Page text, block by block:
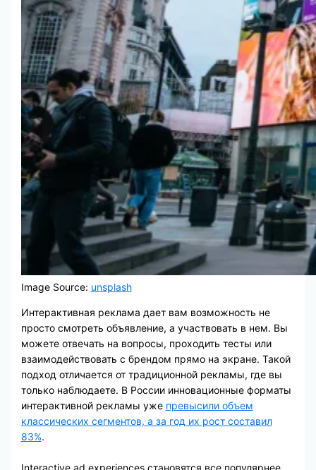
Image Source: unsplash
Интерактивная реклама дает вам возможность не
просто смотреть объявление, а участвовать в нем. Вы
можете отвечать на вопросы, проходить тесты или
взаимодействовать с брендом прямо на экране. Такой
подход отличается от традиционной рекламы, где вы
только наблюдаете. В России инновационные форматы
интерактивной рекламы уже превысили объем
классических сегментов, а за год их рост составил
83%.
Interactive ad experiences становятся все популярнее,